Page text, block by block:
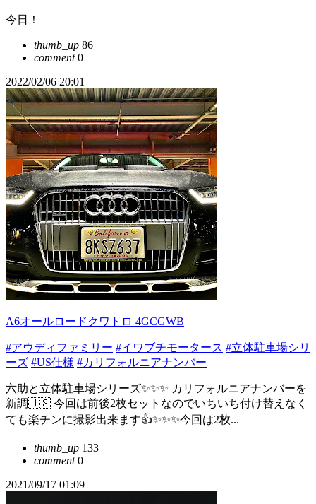
今日！
thumb_up 86
comment0
2022/02/06 20:01
A6オールロードクワトロ 4GCGWB
#アウディファミリー #イワブチモータース #立体駐車場シリ
ーズ #US仕様 #カリフォルニアナンバー
六助と立体駐車場シリーズ✨✨✨ カリフォルニアナンバーを
新調🇺🇸 今回は前後2枚セットなのでいちいち付け替えなく
ても楽チンに撮影出来ます👍✨✨✨今回は2枚...
thumb_up 133
comment0
2021/09/17 01:09